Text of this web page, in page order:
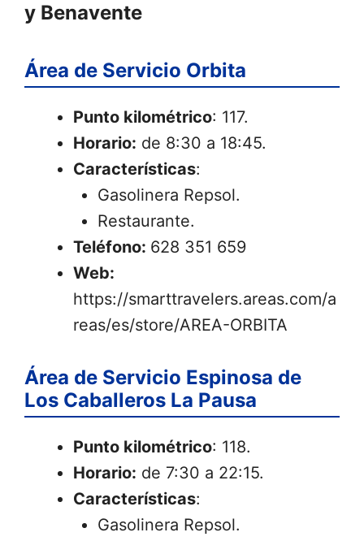
y Benavente
Área de Servicio Orbita
Punto kilométrico: 117.
Horario: de 8:30 a 18:45.
Características:
Gasolinera Repsol.
Restaurante.
Teléfono: 628 351 659
Web:
https://smarttravelers.areas.com/a
reas/es/store/AREA-ORBITA
Área de Servicio Espinosa de
Los Caballeros La Pausa
Punto kilométrico: 118.
Horario: de 7:30 a 22:15.
Características:
Gasolinera Repsol.